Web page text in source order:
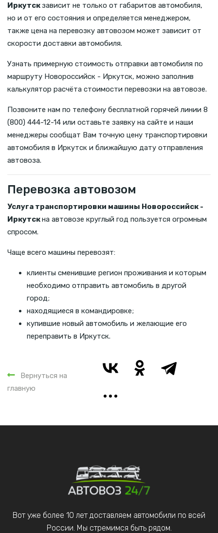
Иркутскзависит не только от габаритов автомобиля,
но и от его состояния и определяется менеджером,
также цена на перевозку автовозом может зависит от
скорости доставки автомобиля.
Узнать примерную стоимость отправки автомобиля по
маршруту Новороссийск - Иркутск, можно заполнив
калькулятор расчёта стоимости перевозки на автовозе.
Позвоните нам по телефону бесплатной горячей линии 8
(800) 444-12-14 или оставьте заявку на сайте и наши
менеджеры сообщат Вам точную цену транспортировки
автомобиля в Иркутск и ближайшую дату отправления
автовоза.
Перевозка автовозом
Услуга транспортировки машины Новороссийск -
Иркутскна автовозе круглый год пользуется огромным
спросом.
Чаще всего машины перевозят:
клиенты сменившие регион проживания и которым
необходимо отправить автомобиль в другой
город;
находящиеся в командировке;
купившие новый автомобиль и желающие его
переправить в Иркутск.
Вернуться на
главную
Вот уже более 10 лет доставляем автомобили по всей
России. Мы стремимся быть рядом.